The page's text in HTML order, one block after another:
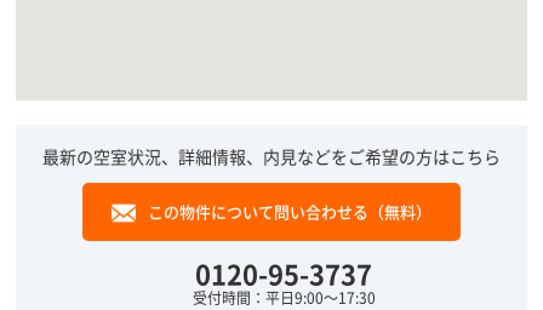
最新の空室状況、詳細情報、内見などをご希望の方はこちら
この物件について問い合わせる（無料）
0120-95-3737
受付時間：平日9:00～17:30